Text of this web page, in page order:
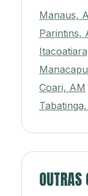
Manaus,
Parintins,
Coari, AM